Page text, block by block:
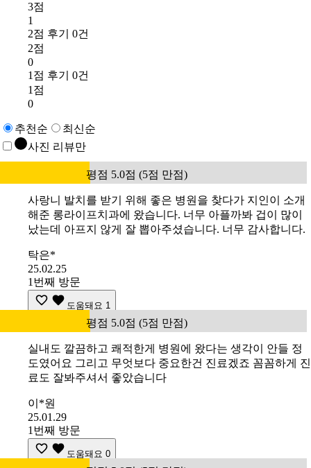
3점
1
2점 후기 0건
2점
0
1점 후기 0건
1점
0
추천순
최신순
사진 리뷰만
평점 5.0점 (5점 만점)
사랑니 발치를 받기 위해 좋은 병원을 찾다가 지인이 소개
해준 롱라이프치과에 왔습니다. 너무 아플까봐 겁이 많이
났는데 아프지 않게 잘 뽑아주셨습니다. 너무 감사합니다.
탁은*
25.02.25
1번째 방문
도움돼요 1
평점 5.0점 (5점 만점)
실내도 깔끔하고 쾌적한게 병원에 왔다는 생각이 안들 정
도였어요 그리고 무엇보다 중요한건 진료겠죠 꼼꼼하게 진
료도 잘봐주셔서 좋았습니다
이*원
25.01.29
1번째 방문
도움돼요 0